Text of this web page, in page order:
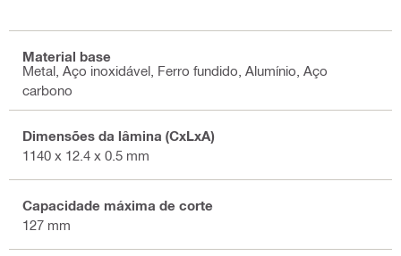
Material base
Metal, Aço inoxidável, Ferro fundido, Alumínio, Aço
carbono
Dimensões da lâmina (CxLxA)
1140 x 12.4 x 0.5 mm
Capacidade máxima de corte
127 mm